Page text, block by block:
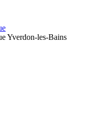
Yverdon-les-Bains